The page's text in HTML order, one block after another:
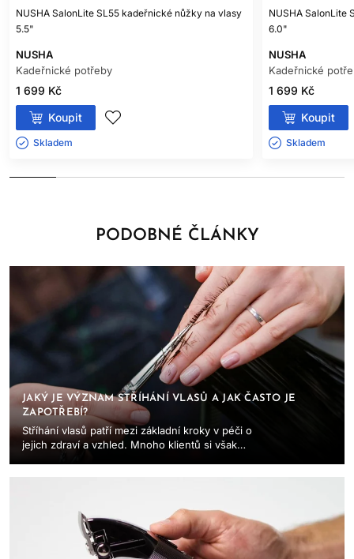
NUSHA SalonLite SL55 kadeřnické nůžky na vlasy
5.5"
NUSHA
Kadeřnické potřeby
1 699 Kč
Koupit
Skladem ㅤ
NUSHA SalonLite
6.0"
NUSHA
Kadeřnické
1 699 Kč
Koupit
Skladem ㅤ
PODOBNÉ ČLÁNKY
JAKÝ JE VÝZNAM STŘÍHÁNÍ VLASŮ A JAK ČASTO JE
ZAPOTŘEBÍ?
Stříhání vlasů patří mezi základní kroky v péči o
jejich zdraví a vzhled. Mnoho klientů si však